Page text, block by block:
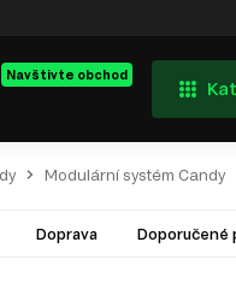
Navštivte obchod
Modulární systém Candy
Doprava Doporučené